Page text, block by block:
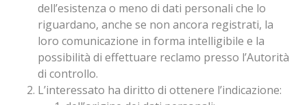
dell’esistenza o meno di dati personali che lo
riguardano, anche se non ancora registrati, la
loro comunicazione in forma intelligibile e la
possibilità di effettuare reclamo presso l’Autorità
di controllo.
L’interessato ha diritto di ottenere l’indicazione: